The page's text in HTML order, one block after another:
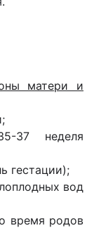
матери и
37 неделя
гестации);
вод
время родов